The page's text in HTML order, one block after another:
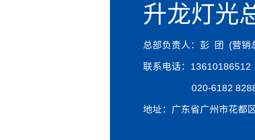
升龙灯光
总部负责人：彭 团 (营销
联系电话：13610186512
020-6182
地址：广东省广州市花都